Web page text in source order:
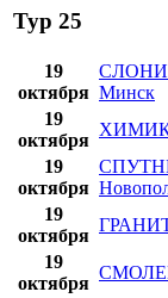
Тур 25
19
октября Минск
19
октября
ХИМИК
19
октября
19
октября
19
октября